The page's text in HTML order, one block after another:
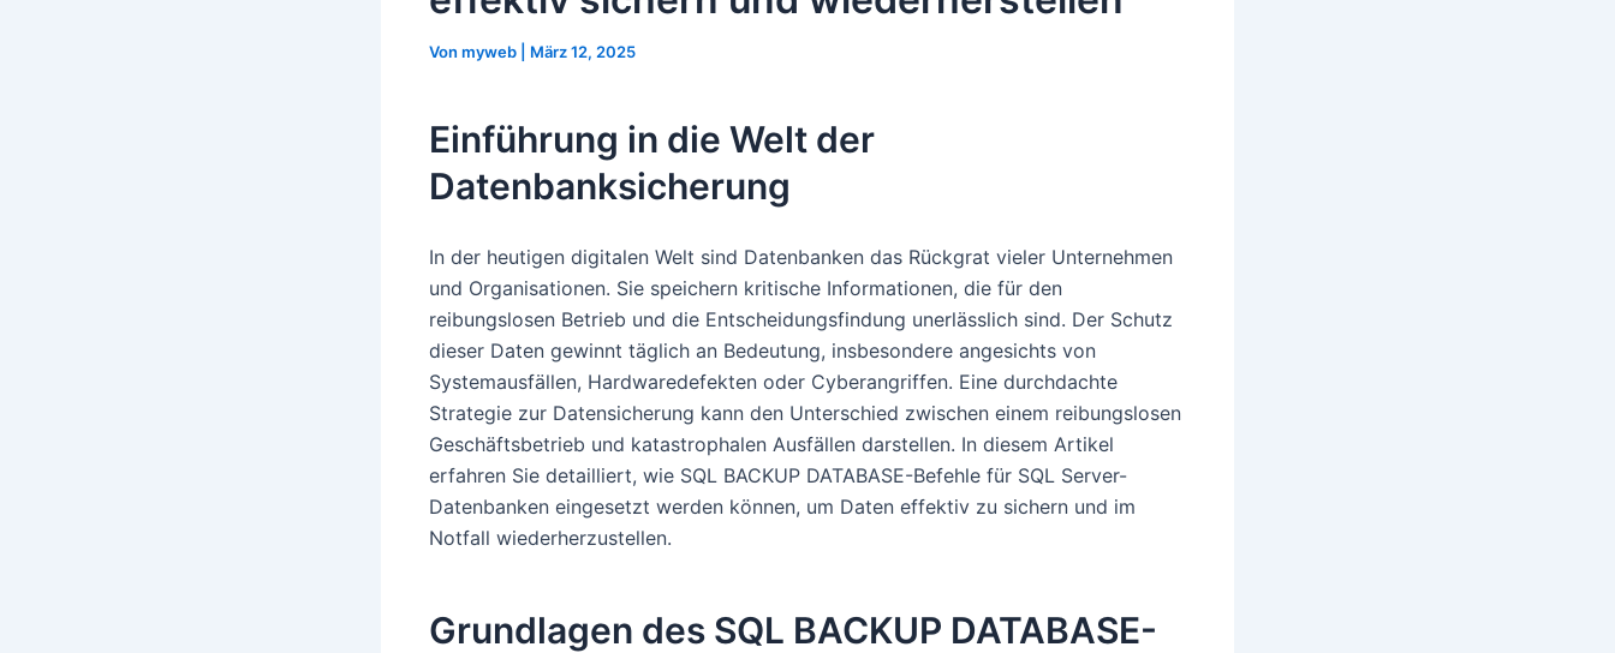
Von myweb März 12, 2025
Einführung in die Welt der
Datenbanksicherung
In der heutigen digitalen Welt sind Datenbanken das Rückgrat vieler Unternehmen
und Organisationen. Sie speichern kritische Informationen, die für den
reibungslosen Betrieb und die Entscheidungsfindung unerlässlich sind. Der Schutz
dieser Daten gewinnt täglich an Bedeutung, insbesondere angesichts von
Systemausfällen, Hardwaredefekten oder Cyberangriffen. Eine durchdachte
Strategie zur Datensicherung kann den Unterschied zwischen einem reibungslosen
Geschäftsbetrieb und katastrophalen Ausfällen darstellen. In diesem Artikel
erfahren Sie detailliert, wie SQL BACKUP DATABASE-Befehle für SQL Server-
Datenbanken eingesetzt werden können, um Daten effektiv zu sichern und im
Notfall wiederherzustellen.
Grundlagen des SQL BACKUP DATABASE-